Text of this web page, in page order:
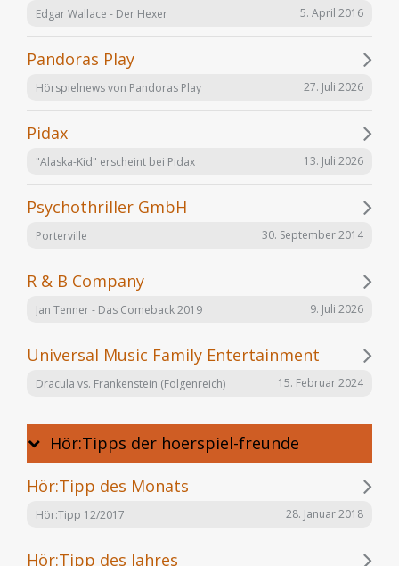
Edgar Wallace - Der Hexer 5. April 2016
Pandoras Play
Hörspielnews von Pandoras Play 27. Juli 2026
Pidax
"Alaska-Kid" erscheint bei Pidax 13. Juli 2026
Psychothriller GmbH
Porterville 30. September 2014
R & B Company
Jan Tenner - Das Comeback 2019 9. Juli 2026
Universal Music Family Entertainment
Dracula vs. Frankenstein (Folgenreich) 15. Februar 2024
Hör:Tipps der hoerspiel-freunde
Hör:Tipp des Monats
Hör:Tipp 12/2017 28. Januar 2018
Hör:Tipp des Jahres